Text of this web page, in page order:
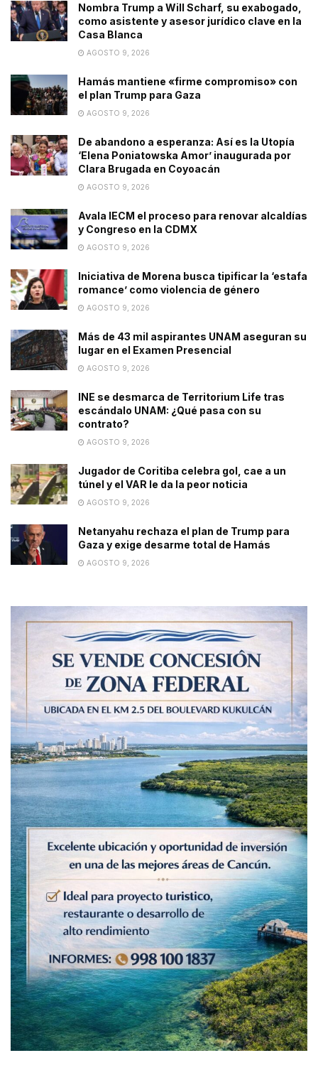
Nombra Trump a Will Scharf, su exabogado,
como asistente y asesor jurídico clave en la
Casa Blanca
AGOSTO 9, 2026
Hamás mantiene «firme compromiso» con
el plan Trump para Gaza
AGOSTO 9, 2026
De abandono a esperanza: Así es la Utopía
‘Elena Poniatowska Amor’ inaugurada por
Clara Brugada en Coyoacán
AGOSTO 9, 2026
Avala IECM el proceso para renovar alcaldías
y Congreso en la CDMX
AGOSTO 9, 2026
Iniciativa de Morena busca tipificar la ‘estafa
romance’ como violencia de género
AGOSTO 9, 2026
Más de 43 mil aspirantes UNAM aseguran su
lugar en el Examen Presencial
AGOSTO 9, 2026
INE se desmarca de Territorium Life tras
escándalo UNAM: ¿Qué pasa con su
contrato?
AGOSTO 9, 2026
Jugador de Coritiba celebra gol, cae a un
túnel y el VAR le da la peor noticia
AGOSTO 9, 2026
Netanyahu rechaza el plan de Trump para
Gaza y exige desarme total de Hamás
AGOSTO 9, 2026